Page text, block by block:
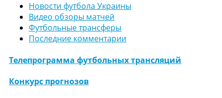
Новости футбола Украины
Видео обзоры матчей
Футбольные трансферы
Последние комментарии
Телепрограмма футбольных трансляций
Конкурс прогнозов